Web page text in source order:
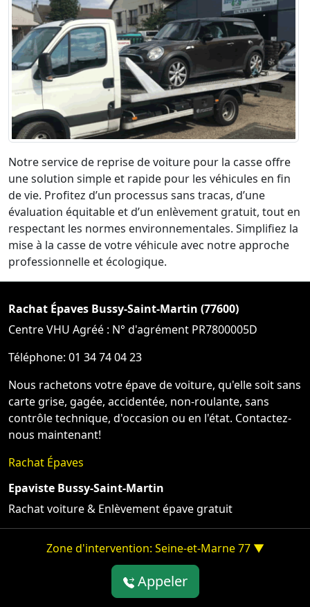
Notre service de reprise de voiture pour la casse offre
une solution simple et rapide pour les véhicules en fin
de vie. Profitez d’un processus sans tracas, d’une
évaluation équitable et d’un enlèvement gratuit, tout en
respectant les normes environnementales. Simplifiez la
mise à la casse de votre véhicule avec notre approche
professionnelle et écologique.
Rachat Épaves Bussy-Saint-Martin (77600)
Centre VHU Agréé : N° d'agrément PR7800005D
Téléphone: 01 34 74 04 23
Nous rachetons votre épave de voiture, qu'elle soit sans
carte grise, gagée, accidentée, non-roulante, sans
contrôle technique, d'occasion ou en l'état. Contactez-
nous maintenant!
Rachat Épaves
Epaviste Bussy-Saint-Martin
Rachat voiture & Enlèvement épave gratuit
Zone d'intervention: Seine-et-Marne 77 ▼
Appeler